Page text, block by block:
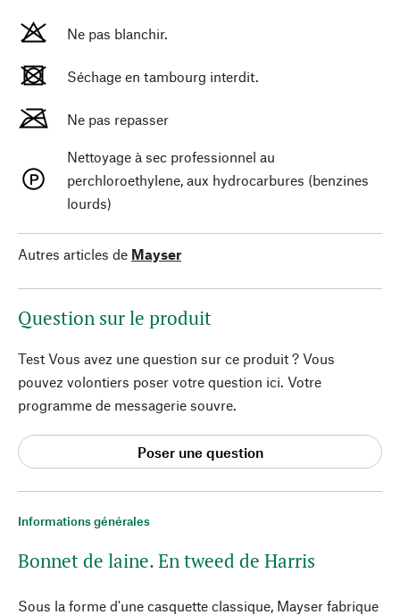
Informations générales
Bonnet de laine. En tweed de Harris
Sous la forme d'une casquette classique, Mayser fabrique
Ne pas blanchir.
Séchage en tambourg interdit.
Ne pas repasser
Nettoyage à sec professionnel au
perchloroethylene, aux hydrocarbures (benzines
lourds)
Autres articles de Mayser
Question sur le produit
Test Vous avez une question sur ce produit ? Vous
pouvez volontiers poser votre question ici. Votre
programme de messagerie souvre.
Poser une question